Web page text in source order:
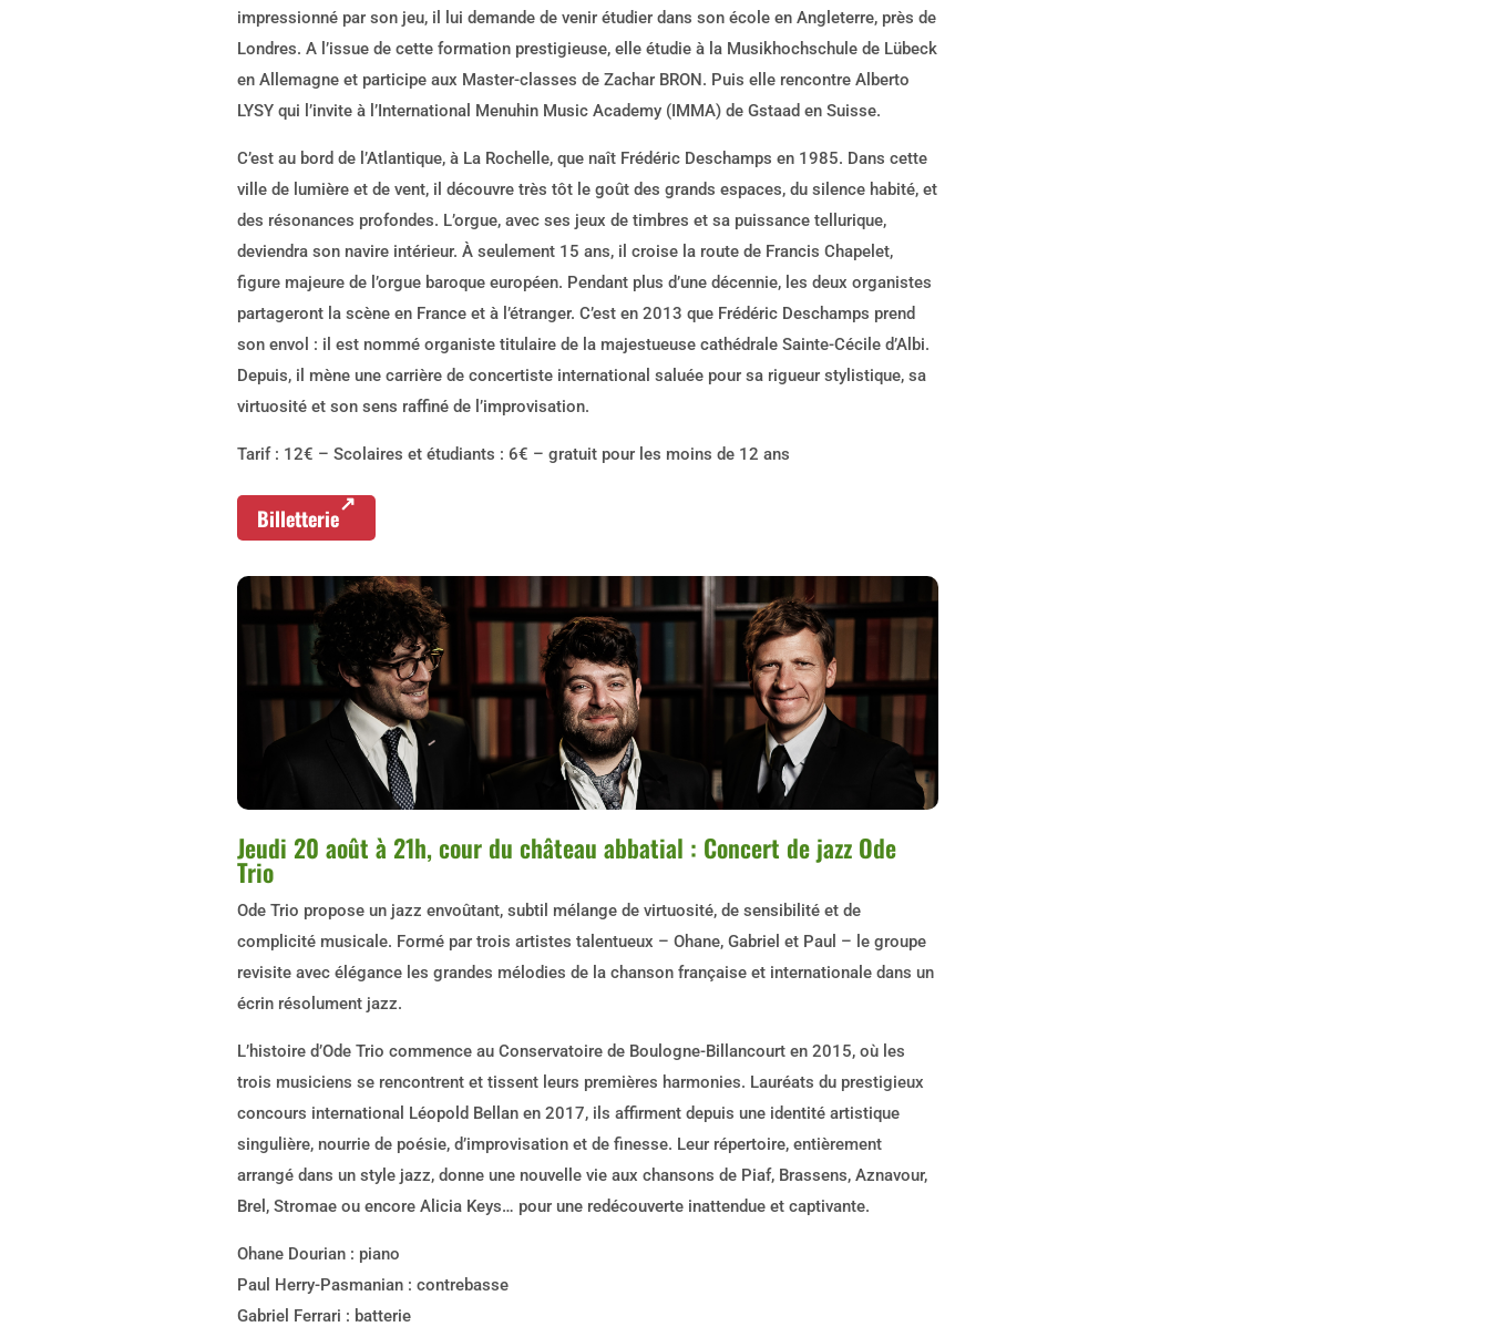
impressionné par son jeu, il lui demande de venir étudier dans son école en Angleterre, près de
Londres. A l’issue de cette formation prestigieuse, elle étudie à la Musikhochschule de Lübeck
en Allemagne et participe aux Master-classes de Zachar BRON. Puis elle rencontre Alberto
LYSY qui l’invite à l’International Menuhin Music Academy (IMMA) de Gstaad en Suisse.
C’est au bord de l’Atlantique, à La Rochelle, que naît Frédéric Deschamps en 1985. Dans cette
ville de lumière et de vent, il découvre très tôt le goût des grands espaces, du silence habité, et
des résonances profondes. L’orgue, avec ses jeux de timbres et sa puissance tellurique,
deviendra son navire intérieur. À seulement 15 ans, il croise la route de Francis Chapelet,
figure majeure de l’orgue baroque européen. Pendant plus d’une décennie, les deux organistes
partageront la scène en France et à l’étranger. C’est en 2013 que Frédéric Deschamps prend
son envol : il est nommé organiste titulaire de la majestueuse cathédrale Sainte-Cécile d’Albi.
Depuis, il mène une carrière de concertiste international saluée pour sa rigueur stylistique, sa
virtuosité et son sens raffiné de l’improvisation.
Tarif : 12€ – Scolaires et étudiants : 6€ – gratuit pour les moins de 12 ans
Billetterie
Jeudi 20 août à 21h, cour du château abbatial : Concert de jazz Ode
Trio
Ode Trio propose un jazz envoûtant, subtil mélange de virtuosité, de sensibilité et de
complicité musicale. Formé par trois artistes talentueux – Ohane, Gabriel et Paul – le groupe
revisite avec élégance les grandes mélodies de la chanson française et internationale dans un
écrin résolument jazz.
L’histoire d’Ode Trio commence au Conservatoire de Boulogne-Billancourt en 2015, où les
trois musiciens se rencontrent et tissent leurs premières harmonies. Lauréats du prestigieux
concours international Léopold Bellan en 2017, ils affirment depuis une identité artistique
singulière, nourrie de poésie, d’improvisation et de finesse. Leur répertoire, entièrement
arrangé dans un style jazz, donne une nouvelle vie aux chansons de Piaf, Brassens, Aznavour,
Brel, Stromae ou encore Alicia Keys… pour une redécouverte inattendue et captivante.
Ohane Dourian : piano
Paul Herry-Pasmanian : contrebasse
Gabriel Ferrari : batterie